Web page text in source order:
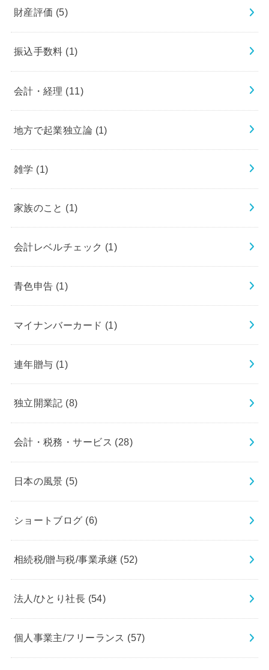
財産評価 (5)
振込手数料 (1)
会計・経理 (11)
地方で起業独立論 (1)
雑学 (1)
家族のこと (1)
会計レベルチェック (1)
青色申告 (1)
マイナンバーカード (1)
連年贈与 (1)
独立開業記 (8)
会計・税務・サービス (28)
日本の風景 (5)
ショートブログ (6)
相続税/贈与税/事業承継 (52)
法人/ひとり社長 (54)
個人事業主/フリーランス (57)